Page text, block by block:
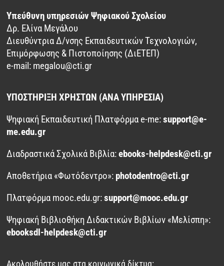
Υπεύθυνη υπηρεσιών Ψηφιακού Σχολείου
Δρ. Ελίνα Μεγάλου
Διευθύντρια Δ/νσης Εκπαιδευτικών Τεχνολογιών,
Επιμόρφωσης & Πιστοποίησης (ΔιΕΤΕΠ)
e-mail: megalou@cti.gr
ΥΠΟΣΤΗΡΙΞΗ ΧΡΗΣΤΩΝ (ΑΝΑ ΥΠΗΡΕΣΙΑ)
Ψηφιακή Εκπαιδευτική Πλατφόρμα e-me:support@e-
me.edu.gr
Διαδραστικά Σχολικά Βιβλία:ebooks-helpdesk@cti.gr
Αποθετήρια «Φωτόδεντρο»: photodentro@cti.gr
Πλατφόρμα mooc.edu.gr:support@mooc.edu.gr
Ψηφιακή Βιβλιοθήκη Διδακτικών Βιβλίων «Μελίσπη»:
ebooksdl-helpdesk@cti.gr
Ακολουθήστε μας στα κοινωνικά δίκτυα: